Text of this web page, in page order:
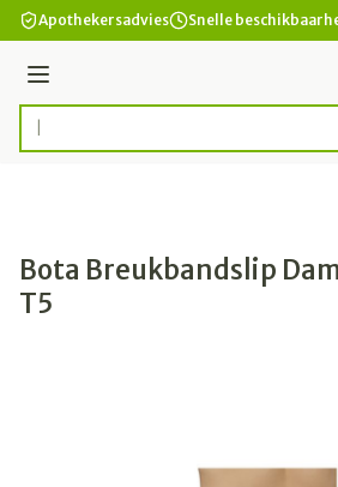
Ga naar de inhoud
Apothekersadvies Snelle
Menu
Product, merk, categorie...
Bota Breukbandslip
T5